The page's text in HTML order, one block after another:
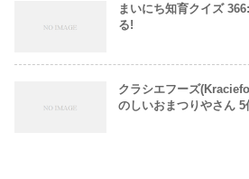
まいにち知育クイズ
る!
クラシエフーズ
のしいおまつりやさん